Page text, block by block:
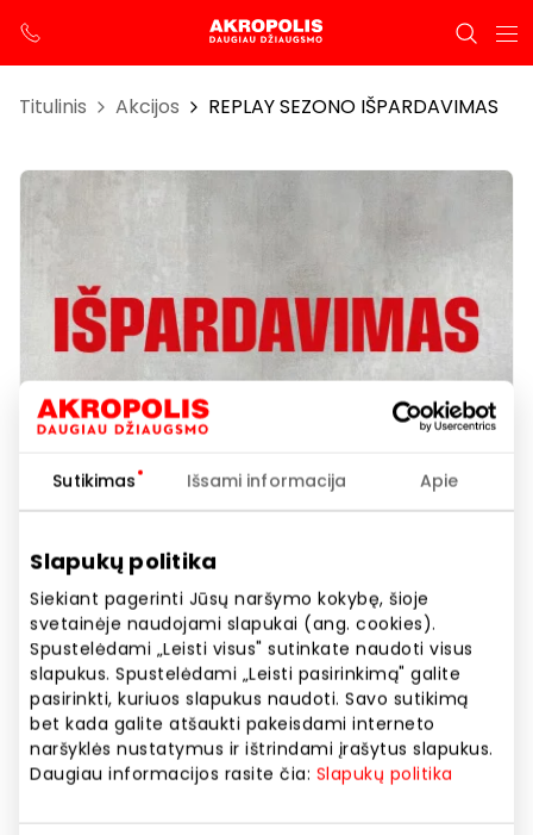
Sutikimas Išsami informacija Apie
Slapukų politika
Siekiant pagerinti Jūsų naršymo kokybę, šioje
svetainėje naudojami slapukai (ang. cookies).
Spustelėdami „Leisti visus" sutinkate naudoti visus
slapukus. Spustelėdami „Leisti pasirinkimą" galite
pasirinkti, kuriuos slapukus naudoti. Savo sutikimą
bet kada galite atšaukti pakeisdami interneto
naršyklės nustatymus ir ištrindami įrašytus slapukus.
Daugiau informacijos rasite čia: Slapukų politika
Titulinis Akcijos REPLAY SEZONO IŠPARDAVIMAS
REPLAY SEZONO IŠPARDAVIMAS